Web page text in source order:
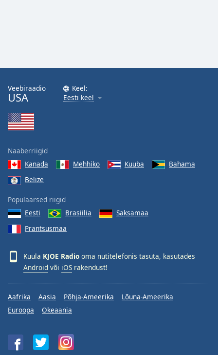
Veebiraadio
USA
Keel:
Eesti keel
Naaberriigid
Kanada
Mehhiko Kuuba
Bahama
Belize
Populaarsed riigid
Eesti
Brasiilia
Saksamaa
Prantsusmaa
Kuula KJOE Radio oma nutitelefonis tasuta, kasutades
Android või iOS rakendust!
Aafrika Aasia Põhja-Ameerika
Lõuna-Ameerika
Euroopa
Okeaania